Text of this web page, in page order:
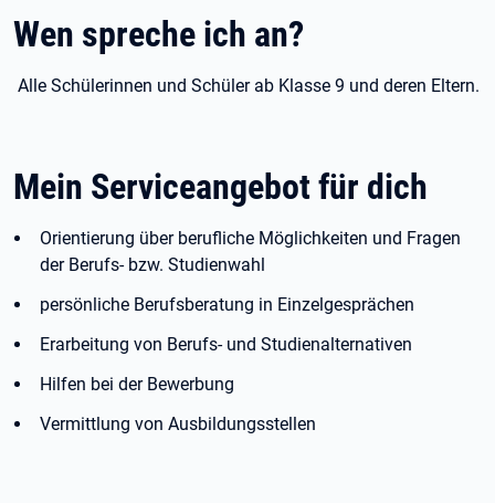
Wen spreche ich an?
Alle Schülerinnen und Schüler ab Klasse 9 und deren Eltern.
Mein Serviceangebot für dich
Orientierung über berufliche Möglichkeiten und Fragen
der Berufs- bzw. Studienwahl
persönliche Berufsberatung in Einzelgesprächen
Erarbeitung von Berufs- und Studienalternativen
Hilfen bei der Bewerbung
Vermittlung von Ausbildungsstellen